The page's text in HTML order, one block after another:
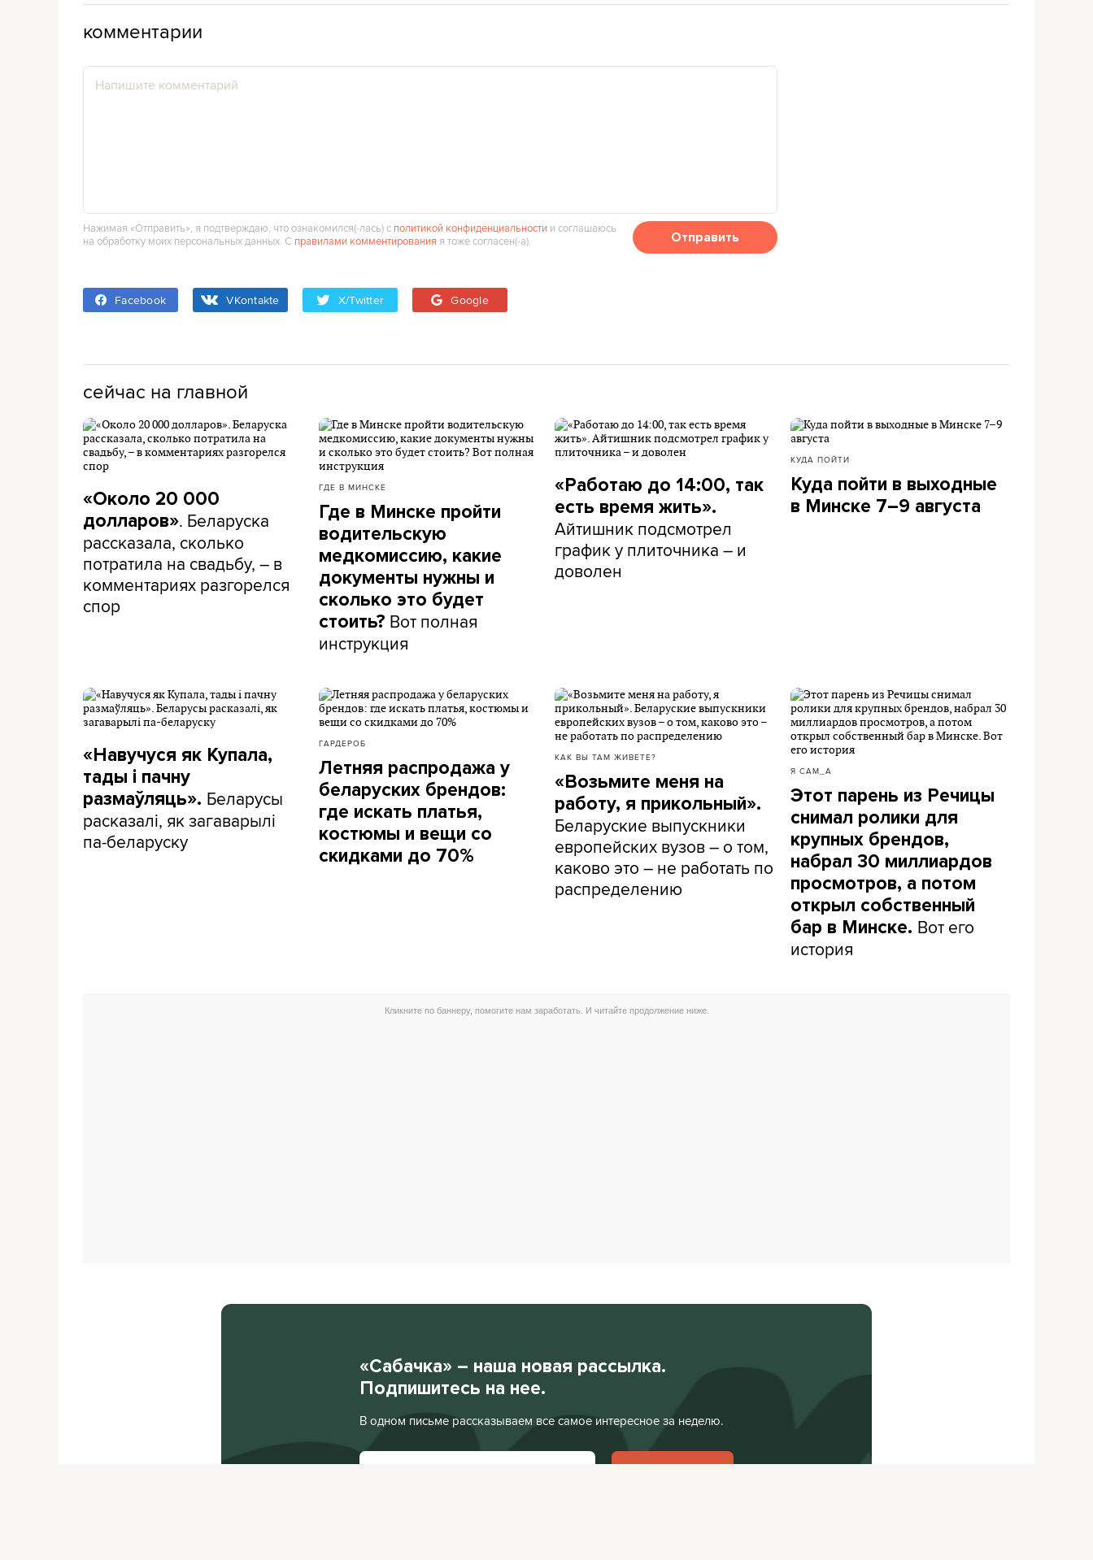
комментарии
Нажимая «Отправить», я подтверждаю, что ознакомился(‑лась) с политикой конфиденциальности и соглашаюсь
на обработку моих персональных данных. С правилами комментирования я тоже согласен(‑а). Отправить
Facebook VKontakte X/Twitter Google
сейчас на главной
«Около 20 000
долларов». Беларуска
рассказала, сколько
потратила на свадьбу, – в
комментариях разгорелся
спор
ГДЕ В МИНСКЕ
Где в Минске пройти
водительскую
медкомиссию, какие
документы нужны и
сколько это будет
стоить? Вот полная
инструкция
«Работаю до 14:00, так
есть время жить».
Айтишник подсмотрел
график у плиточника – и
доволен
КУДА ПОЙТИ
Куда пойти в выходные
в Минске 7–9 августа
«Навучуся як Купала,
тады і пачну
размаўляць». Беларусы
расказалі, як загаварылі
па-беларуску
ГАРДЕРОБ
Летняя распродажа у
беларуских брендов:
где искать платья,
костюмы и вещи со
скидками до 70%
КАК ВЫ ТАМ ЖИВЕТЕ?
«Возьмите меня на
работу, я прикольный».
Беларуские выпускники
европейских вузов – о том,
каково это – не работать по
распределению
Я САМ_А
Этот парень из Речицы
снимал ролики для
крупных брендов,
набрал 30 миллиардов
просмотров, а потом
открыл собственный
бар в Минске. Вот его
история
«Сабачка» – наша новая рассылка.
Подпишитесь на нее.
В одном письме рассказываем все самое интересное за неделю.
Подписаться